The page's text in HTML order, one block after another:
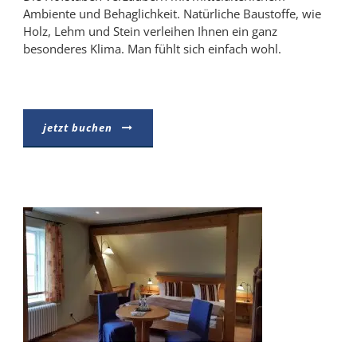
Ambiente und Behaglichkeit. Natürliche Baustoffe, wie
Holz, Lehm und Stein verleihen Ihnen ein ganz
besonderes Klima. Man fühlt sich einfach wohl.
jetzt buchen